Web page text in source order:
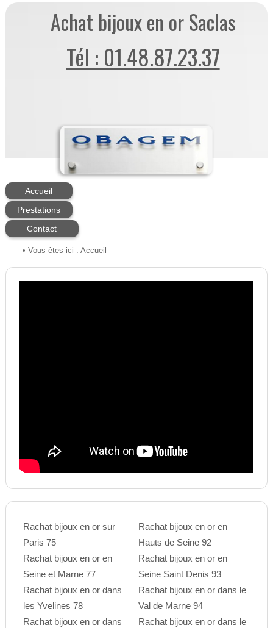
Achat bijoux en or Saclas
Tél : 01.48.87.23.37
Accueil
Prestations
Contact
• Vous êtes ici : Accueil
Rachat bijoux en or sur
Paris 75
Rachat bijoux en or en
Seine et Marne 77
Rachat bijoux en or dans
les Yvelines 78
Rachat bijoux en or dans
Rachat bijoux en or en
Hauts de Seine 92
Rachat bijoux en or en
Seine Saint Denis 93
Rachat bijoux en or dans le
Val de Marne 94
Rachat bijoux en or dans le